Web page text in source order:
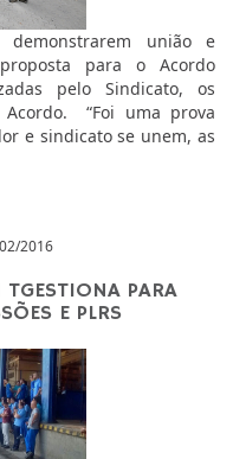
demonstrarem união e
para o Acordo
pelo Sindicato, os
“Foi uma prova
e sindicato se unem, as
2016
TGESTIONA PARA
E PLRS